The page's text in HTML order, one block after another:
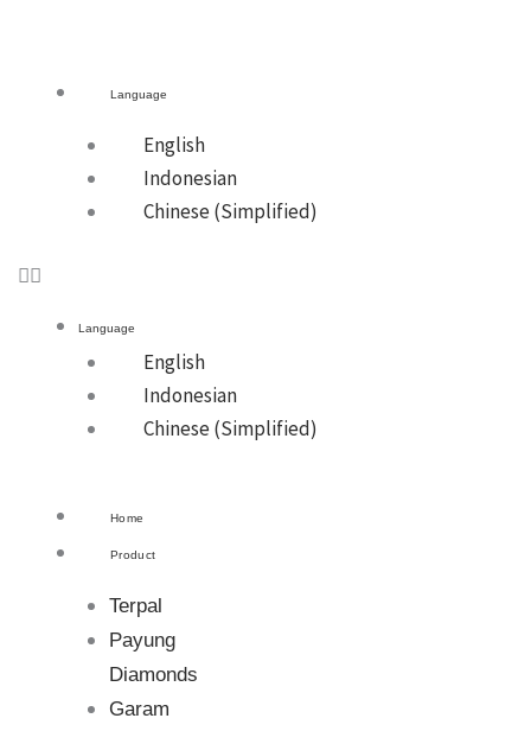
Language
English
Indonesian
Chinese (Simplified)
Language
English
Indonesian
Chinese (Simplified)
Home
Product
Terpal
Payung
Diamonds
Garam